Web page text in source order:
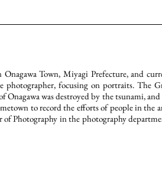
Town, Miyagi Prefecture, and
photographer, focusing on portraits. The
Onagawa was destroyed by the tsunami,
to record the efforts of people in the
of Photography in the photography